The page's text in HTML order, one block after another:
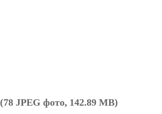
(78 JPEG фото, 142.89 MB)